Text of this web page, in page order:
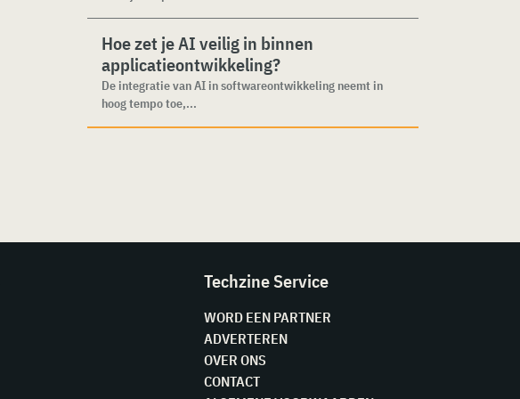
Hoe zet je AI veilig in binnen
applicatieontwikkeling?
De integratie van AI in softwareontwikkeling neemt in
hoog tempo toe,...
Techzine Service
WORD EEN PARTNER
ADVERTEREN
OVER ONS
CONTACT